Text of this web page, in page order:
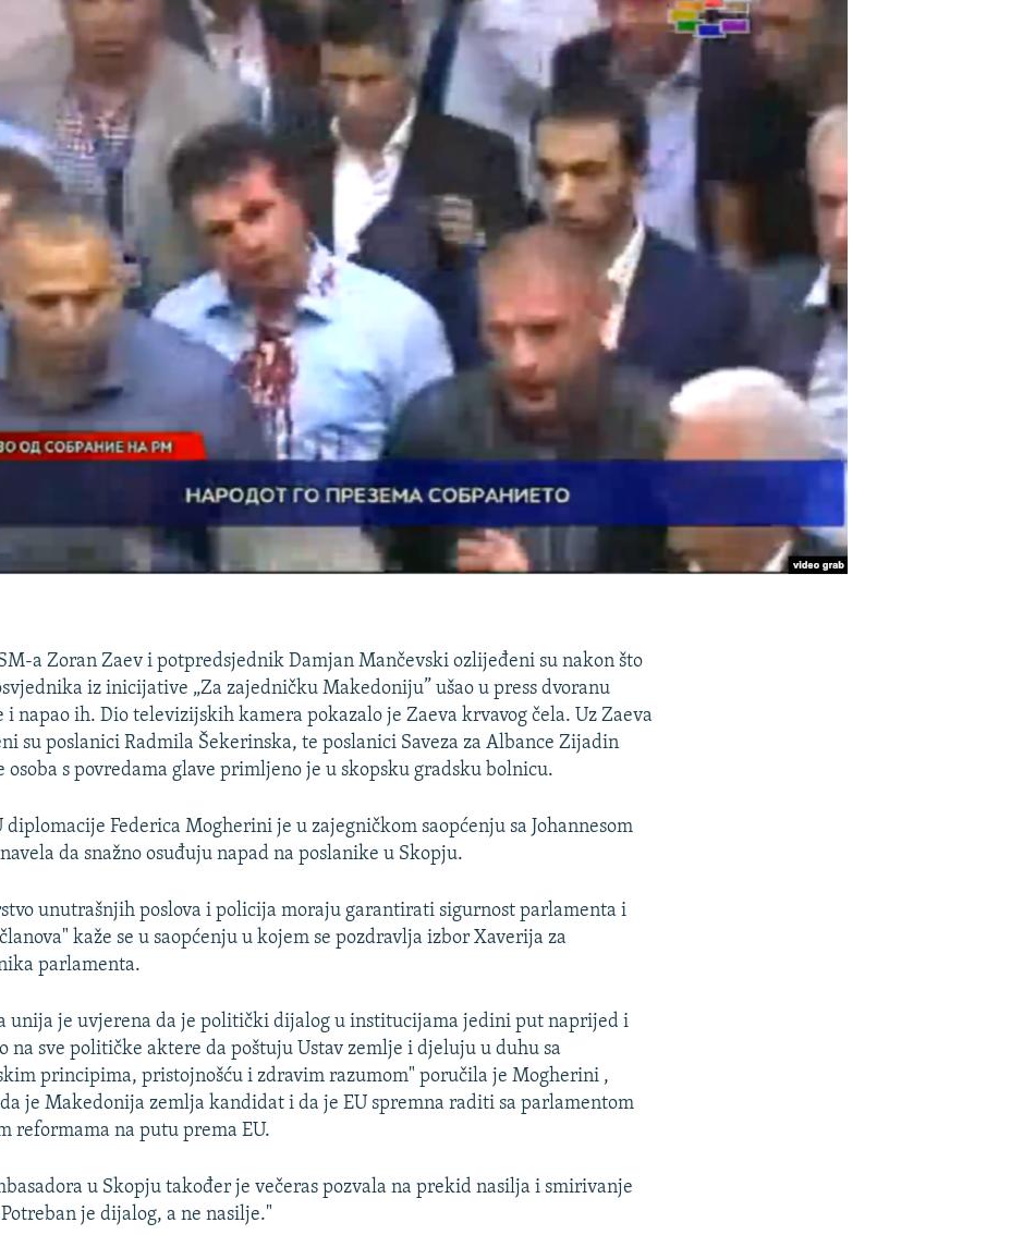
a Zoran Zaev i potpredsjednik Damjan Mančevski ozlijeđeni su nakon što
iz inicijative „Za zajedničku Makedoniju” ušao u press dvoranu
i napao ih. Dio televizijskih kamera pokazalo je Zaeva krvavog čela. Uz Zaeva
su poslanici Radmila Šekerinska, te poslanici Saveza za Albance Zijadin
osoba s povredama glave primljeno je u skopsku gradsku bolnicu.
diplomacije Federica Mogherini je u zajegničkom saopćenju sa Johannesom
da snažno osuđuju napad na poslanike u Skopju.
unutrašnjih poslova i policija moraju garantirati sigurnost parlamenta i
kaže se u saopćenju u kojem se pozdravlja izbor Xaverija za
parlamenta.
unija je uvjerena da je politički dijalog u institucijama jedini put naprijed i
na sve političke aktere da poštuju Ustav zemlje i djeluju u duhu sa
principima, pristojnošću i zdravim razumom" poručila je Mogherini ,
je Makedonija zemlja kandidat i da je EU spremna raditi sa parlamentom
reformama na putu prema EU.
u Skopju također je večeras pozvala na prekid nasilja i smirivanje
je dijalog, a ne nasilje."